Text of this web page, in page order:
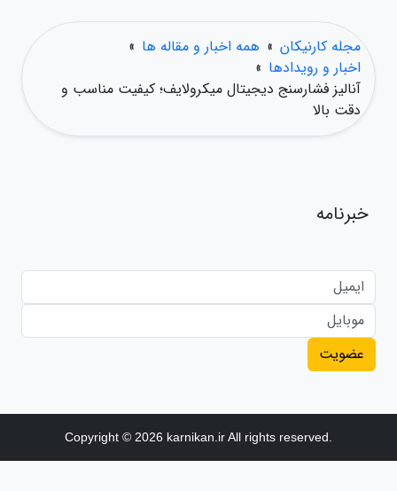
مجله کارنیکان » همه اخبار و مقاله ها »
اخبار و رویدادها »
آنالیز فشارسنج دیجیتال میکرولایف؛ کیفیت مناسب و
دقت بالا
خبرنامه
عضویت
Copyright © 2026 karnikan.ir All rights reserved.